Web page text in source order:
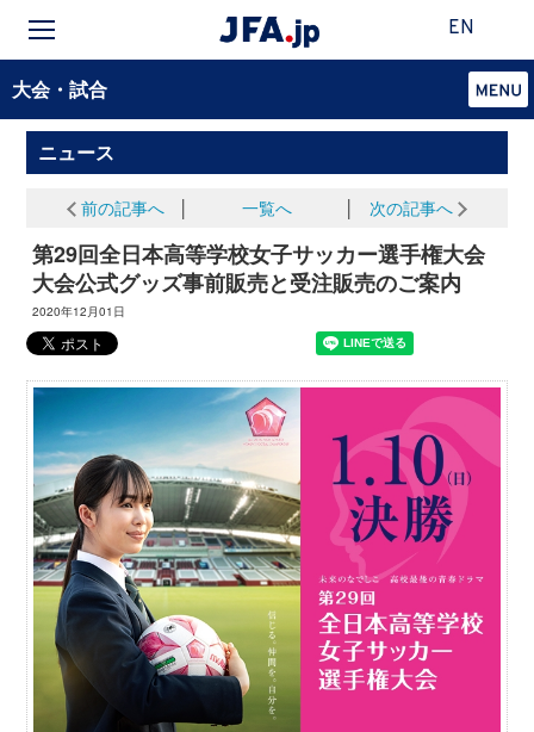
EN
大会・試合
ニュース
前の記事へ 一覧へ 次の記事へ
第29回全日本高等学校女子サッカー選手権大会
大会公式グッズ事前販売と受注販売のご案内
2020年12月01日